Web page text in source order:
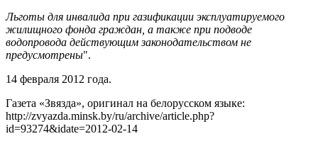
Льготы для инвалида при газификации эксплуатируемого
жилищного фонда граждан, а также при подводе
водопровода действующим законодательством не
предусмотрены".
14 февраля 2012 года.
Газета «Звязда», оригинал на белорусском языке:
http://zvyazda.minsk.by/ru/archive/article.php?
id=93274&idate=2012-02-14